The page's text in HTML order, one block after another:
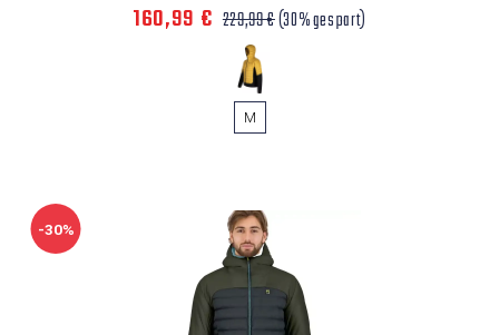
160,99 € 229,99 €(30% gespart)
M
-30%